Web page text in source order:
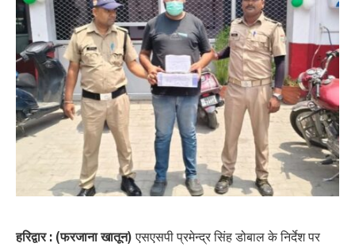
हरिद्वार : (फरजाना खातून)एसएसपी प्रमेन्द्र सिंह डोबाल के निर्देश पर